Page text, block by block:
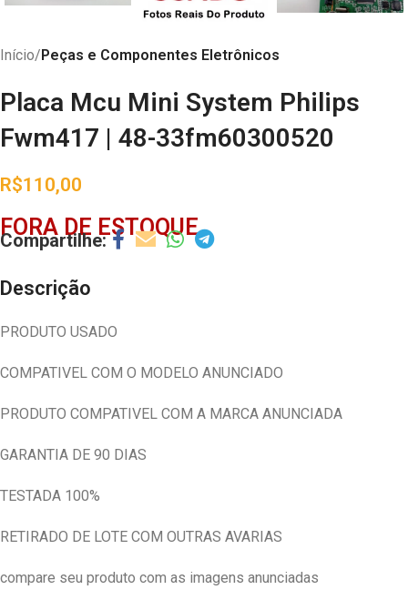
Início Peças e Componentes Eletrônicos
Placa Mcu Mini System Philips
Fwm417 | 48-33fm60300520
R$110,00
FORA DE ESTOQUE
Descrição
PRODUTO USADO
COMPATIVEL COM O MODELO ANUNCIADO
PRODUTO COMPATIVEL COM A MARCA ANUNCIADA
GARANTIA DE 90 DIAS
TESTADA 100%
RETIRADO DE LOTE COM OUTRAS AVARIAS
compare seu produto com as imagens anunciadas